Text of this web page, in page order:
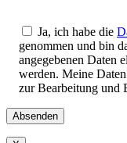
lasse
dieses
Feld
leer.
Ja, ich habe die
genommen und bin
angegebenen Daten
werden. Meine
zur Bearbeitung und